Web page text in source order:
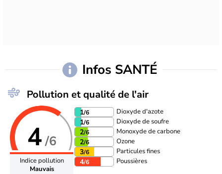
Infos SANTÉ
Pollution et qualité de l'air
4/6
Indice pollution
Mauvais
1/6 Dioxyde d'azote
1/6 Dioxyde de soufre
2/6 Monoxyde de carbone
2/6 Ozone
3/6 Particules fines
4/6 Poussières